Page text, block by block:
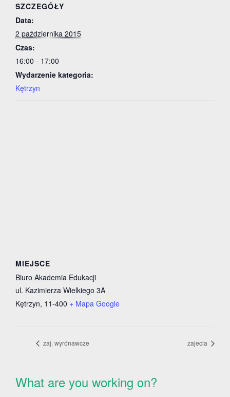
SZCZEGÓŁY
Data:
2 października 2015
Czas:
16:00 - 17:00
Wydarzenie kategoria:
Kętrzyn
MIEJSCE
Biuro Akademia Edukacji
ul. Kazimierza Wielkiego 3A
Kętrzyn, 11-400 + Mapa Google
zaj. wyrónawcze zajecia
What are you working on?